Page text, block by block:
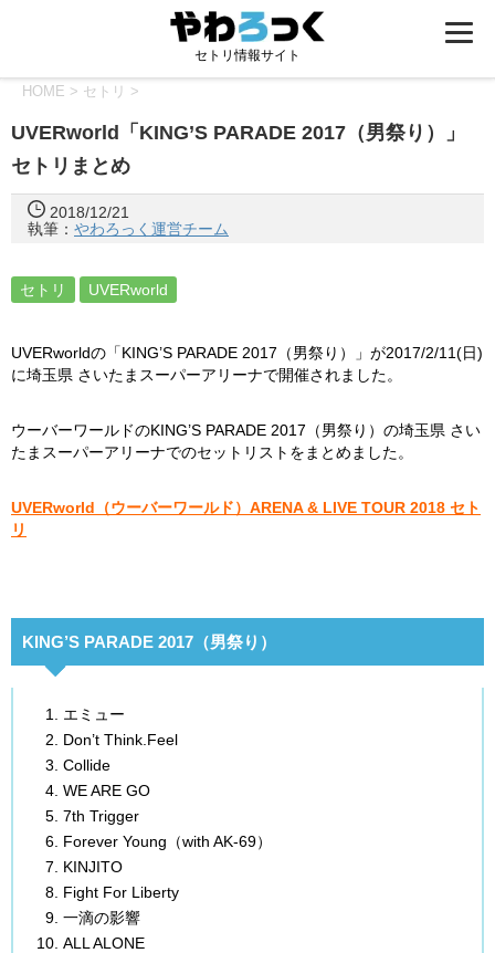
セトリ情報サイト
HOME > セトリ >
UVERworld「KING’S PARADE 2017（男祭り）」
セトリまとめ
2018/12/21
執筆： やわろっく運営チーム
セトリ UVERworld
UVERworldの「KING’S PARADE 2017（男祭り）」が2017/2/11(日)
に埼玉県 さいたまスーパーアリーナで開催されました。
ウーバーワールドのKING’S PARADE 2017（男祭り）の埼玉県 さい
たまスーパーアリーナでのセットリストをまとめました。
UVERworld（ウーバーワールド）ARENA & LIVE TOUR 2018 セト
リ
KING’S PARADE 2017（男祭り）
エミュー
Don’t Think.Feel
Collide
WE ARE GO
7th Trigger
Forever Young（with AK-69）
KINJITO
Fight For Liberty
一滴の影響
ALL ALONE